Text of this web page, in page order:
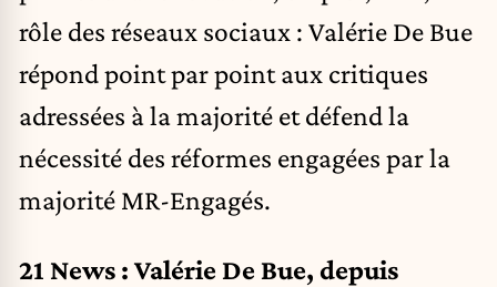
rôle des réseaux sociaux : Valérie De Bue
répond point par point aux critiques
adressées à la majorité et défend la
nécessité des réformes engagées par la
majorité MR-Engagés.
21 News : Valérie De Bue, depuis